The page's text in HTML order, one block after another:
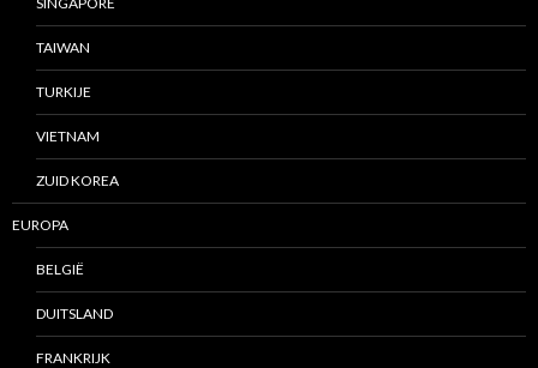
TAIWAN
TURKIJE
VIETNAM
ZUID KOREA
EUROPA
BELGIË
DUITSLAND
FRANKRIJK